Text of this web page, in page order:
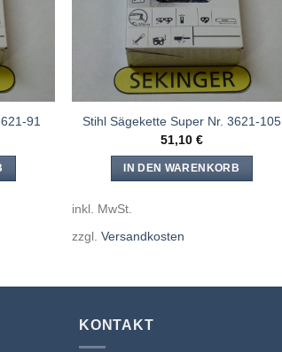
91
Stihl Sägekette Super Nr. 3621-105
51,10 €
IN DEN WARENKORB
inkl. MwSt.
zzgl.Versandkosten
KONTAKT